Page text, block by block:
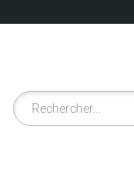
Rechercher